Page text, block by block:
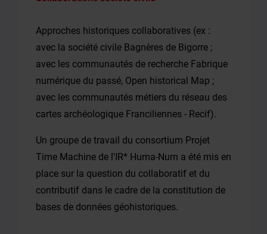
Approches historiques collaboratives (ex :
avec la société civile Bagnères de Bigorre ;
avec les communautés de recherche Fabrique
numérique du passé, Open historical Map ;
avec les communautés métiers du réseau des
cartes archéologique Franciliennes - Recif).
Un groupe de travail du consortium Projet
Time Machine de l'IR* Huma-Num a été mis en
place sur la question du collaboratif et du
contributif dans le cadre de la constitution de
bases de données géohistoriques.